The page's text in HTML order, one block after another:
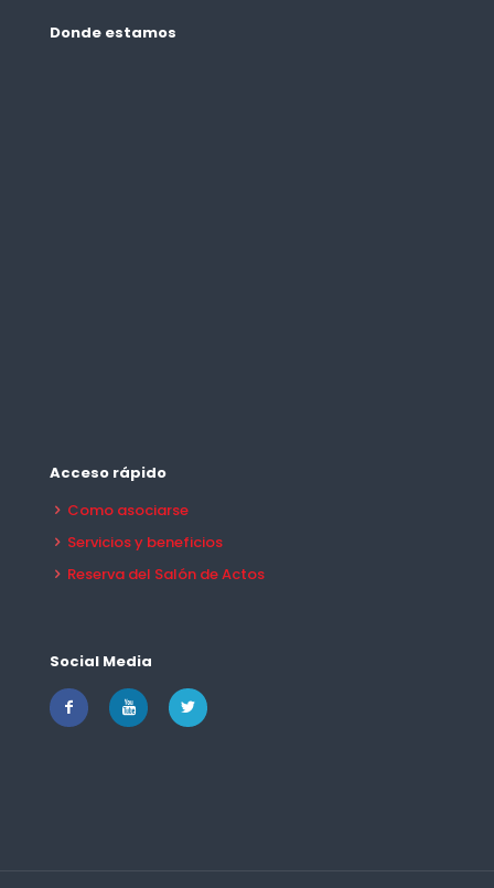
Donde estamos
Acceso rápido
Como asociarse
Servicios y beneficios
Reserva del Salón de Actos
Social Media